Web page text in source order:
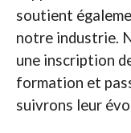
soutient
notre industrie.
une inscription
formation et
suivrons leur